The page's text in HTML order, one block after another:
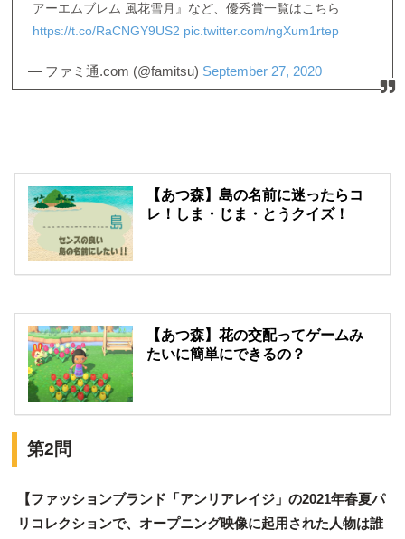
アーエムブレム 風花雪月』など、優秀賞一覧はこちら
https://t.co/RaCNGY9US2 pic.twitter.com/ngXum1rtep
— ファミ通.com (@famitsu) September 27, 2020
【あつ森】島の名前に迷ったらコ
レ！しま・じま・とうクイズ！
【あつ森】花の交配ってゲームみ
たいに簡単にできるの？
第2問
【ファッションブランド「アンリアレイジ」の2021年春夏パ
リコレクションで、オープニング映像に起用された人物は誰